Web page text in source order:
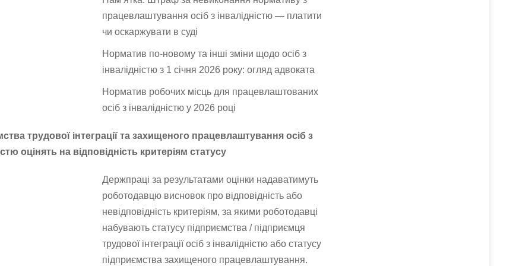
працевлаштування осіб з інвалідністю — платити
чи оскаржувати в суді
Норматив по-новому та інші зміни щодо осіб з
інвалідністю з 1 січня 2026 року: огляд адвоката
Норматив робочих місць для працевлаштованих
осіб з інвалідністю у 2026 році
трудової інтеграції та захищеного працевлаштування осіб з
оцінять на відповідність критеріям статусу
Держпраці за результатами оцінки надаватимуть
роботодавцю висновок про відповідність або
невідповідність критеріям, за якими роботодавці
набувають статусу підприємства / підприємця
трудової інтеграції осіб з інвалідністю або статусу
підприємства захищеного працевлаштування.